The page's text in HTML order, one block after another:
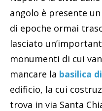
angolo è presente
di epoche ormai
lasciato
monumenti di cui
mancare la basilica
edificio, la cui
trova in via Santa